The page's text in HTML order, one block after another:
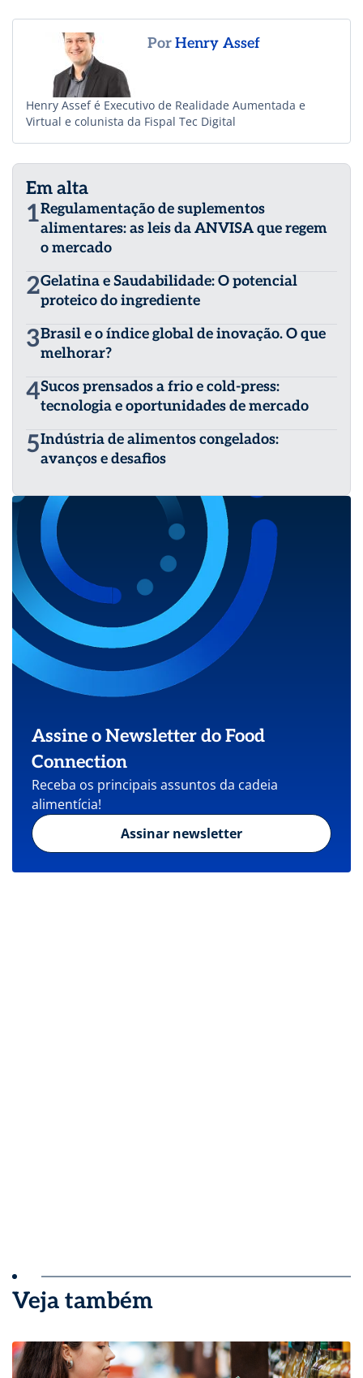
PorHenry Assef
Henry Assef é Executivo de Realidade Aumentada e
Virtual e colunista da Fispal Tec Digital
Em alta
1Regulamentação de suplementos
alimentares: as leis da ANVISA que regem
o mercado
2Gelatina e Saudabilidade: O potencial
proteico do ingrediente
3Brasil e o índice global de inovação. O que
melhorar?
4Sucos prensados a frio e cold-press:
tecnologia e oportunidades de mercado
5Indústria de alimentos congelados:
avanços e desafios
Assine o Newsletter do Food
Connection
Receba os principais assuntos da cadeia
alimentícia!
Assinar newsletter
Veja também